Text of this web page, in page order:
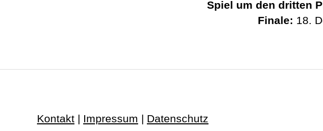
Spiel um den dritten
Finale: 18.
Kontakt | Impressum | Datenschutz